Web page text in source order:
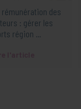
rémunération des
: gérer les
région ...